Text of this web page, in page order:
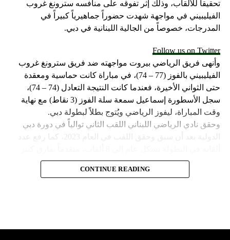
تحقيقاً للألقاب، وذلك إثر تفوقه على منافسه سترونغ غروب
الفيليبيني في مواجهة شهدت حضوراً جماهيرياً كبيراً في
المدرجات، خصوصاً من الجالية اللبنانية في دبي.
Follow us on Twitter
وأنهى فريق الرياضي بيروت مواجهته ضد فريق سترونغ غروب
الفيليبيني بالفوز (77 – 74)، في مباراة كانت حماسية ومعقدة
حتى الثواني الأخيرة، فعندما كانت النتيجة التعادل (74 – 74)،
سجل الأسطورة إسماعيل سمعة سلة الفوز (3 نقاط) مع نهاية
وقت المباراة، ليفوز الرياضي ويُتوج بطلاً لبطولة دبي.
وحقق نادي الرياضي اللبناني اللقب الثاني توالياً في دورة دبي
الدولية بعد أن سبق وحقق اللقب في العام 2023، كما رفع عدد
عن صاحب المركز الثاني مهرام الإيراني الذي حقق لقبين في
البطولة وخلفهما فريق مايتي سبورت الفيليبيني الذي حقق لقباً
CONTINUE READING